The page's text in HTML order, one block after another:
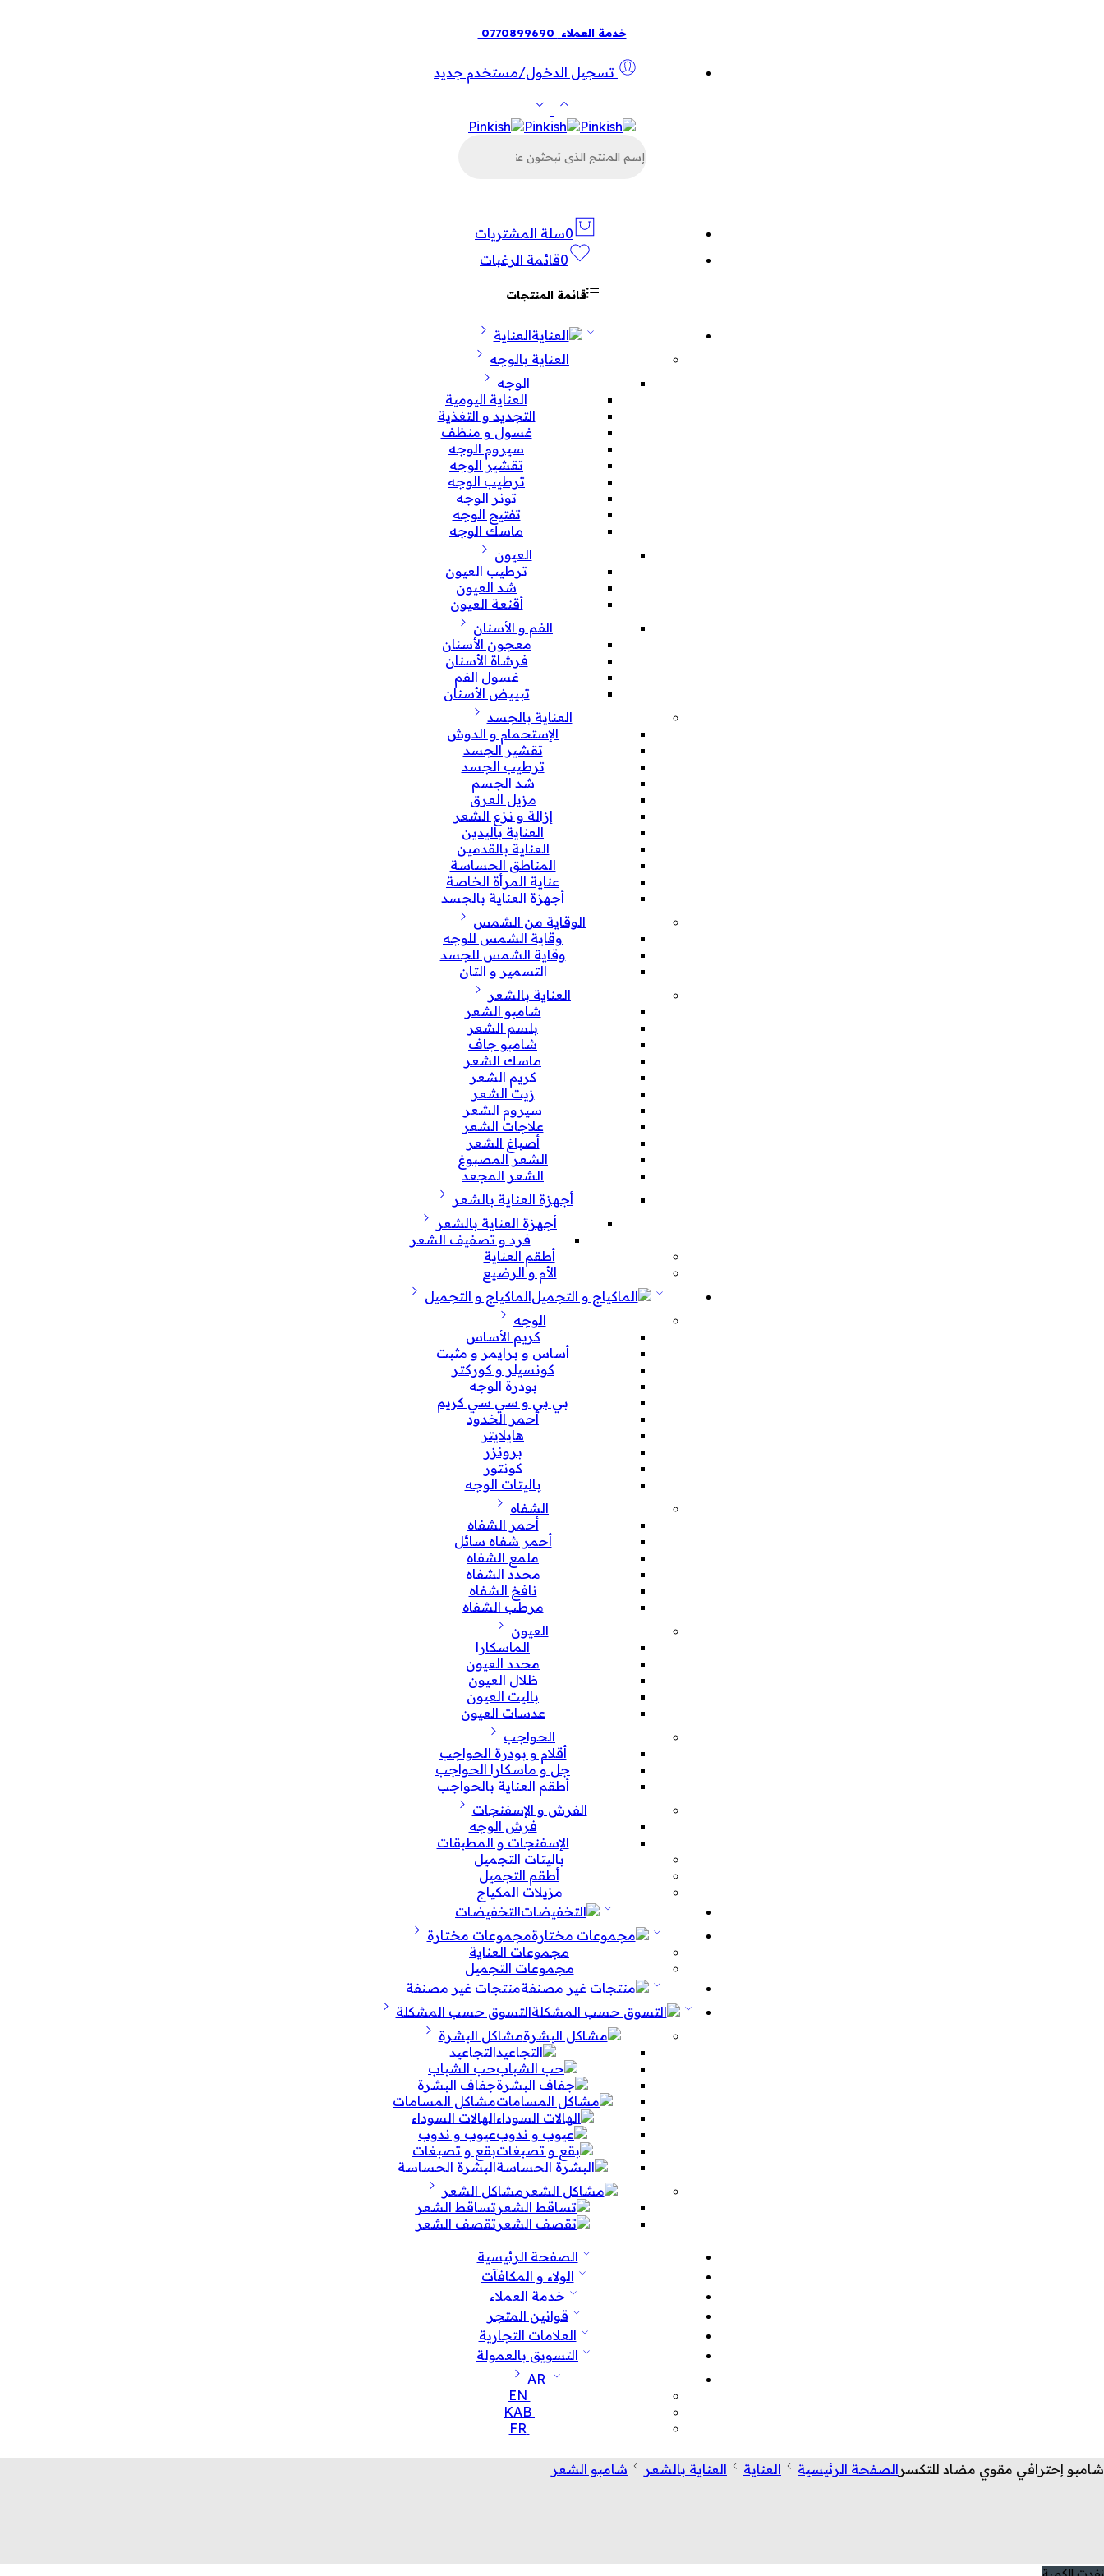
خدمة العملاء 0770899690
تسجيل الدخول/مستخدم جديد
عن
0سلة المشتريات
0قائمة الرغبات
قائمة المنتجات
العناية
العناية بالوجه
الوجه
العناية اليومية
التجديد و التغذية
غسول و منظف
سيروم الوجه
تقشير الوجه
ترطيب الوجه
تونر الوجه
تفتيح الوجه
ماسك الوجه
العيون
ترطيب العيون
شد العيون
أقنعة العيون
الفم و الأسنان
معجون الأسنان
فرشاة الأسنان
غسول الفم
تبييض الأسنان
العناية بالجسد
الإستحمام و الدوش
تقشير الجسد
ترطيب الجسد
شد الجسم
مزيل العرق
إزالة و نزع الشعر
العناية باليدين
العناية بالقدمين
المناطق الحساسة
عناية المرأة الخاصة
أجهزة العناية بالجسد
الوقاية من الشمس
وقاية الشمس للوجه
وقاية الشمس للجسد
التسمير و التان
العناية بالشعر
شامبو الشعر
بلسم الشعر
شامبو جاف
ماسك الشعر
كريم الشعر
زيت الشعر
سيروم الشعر
علاجات الشعر
أصباغ الشعر
الشعر المصبوغ
الشعر المجعد
أجهزة العناية بالشعر
أجهزة العناية بالشعر
فرد و تصفيف الشعر
أطقم العناية
الأم و الرضيع
الماكياج و التجميل
الوجه
كريم الأساس
أساس و برايمر و مثبت
كونسيلر و كوركتر
بودرة الوجه
بي بي و سي سي كريم
أحمر الخدود
هايلايتر
برونزر
كونتور
باليتات الوجه
الشفاه
أحمر الشفاه
أحمر شفاه سائل
ملمع الشفاه
محدد الشفاه
نافخ الشفاه
مرطب الشفاه
العيون
الماسكارا
محدد العيون
ظلال العيون
باليت العيون
عدسات العيون
الحواجب
أقلام و بودرة الحواجب
جل و ماسكارا الحواجب
أطقم العناية بالحواجب
الفرش و الإسفنجات
فرش الوجه
الإسفنجات و المطبقات
باليتات التجميل
أطقم التجميل
مزيلات المكياج
التخفيضات
مجموعات مختارة
مجموعات العناية
مجموعات التجميل
منتجات غير مصنفة
التسوق حسب المشكلة
مشاكل البشرة
التجاعيد
حب الشباب
جفاف البشرة
مشاكل المسامات
الهالات السوداء
عيوب و ندوب
بقع و تصبغات
البشرة الحساسة
مشاكل الشعر
تساقط الشعر
تقصف الشعر
الصفحة الرئيسية
الولاء و المكافآت
خدمة العملاء
قوانين المتجر
العلامات التجارية
التسويق بالعمولة
AR
EN
KAB
FR
شامبو إحترافي مقوي مضاد للتكسر الصفحة الرئيسية العناية العناية بالشعر شامبو الشعر